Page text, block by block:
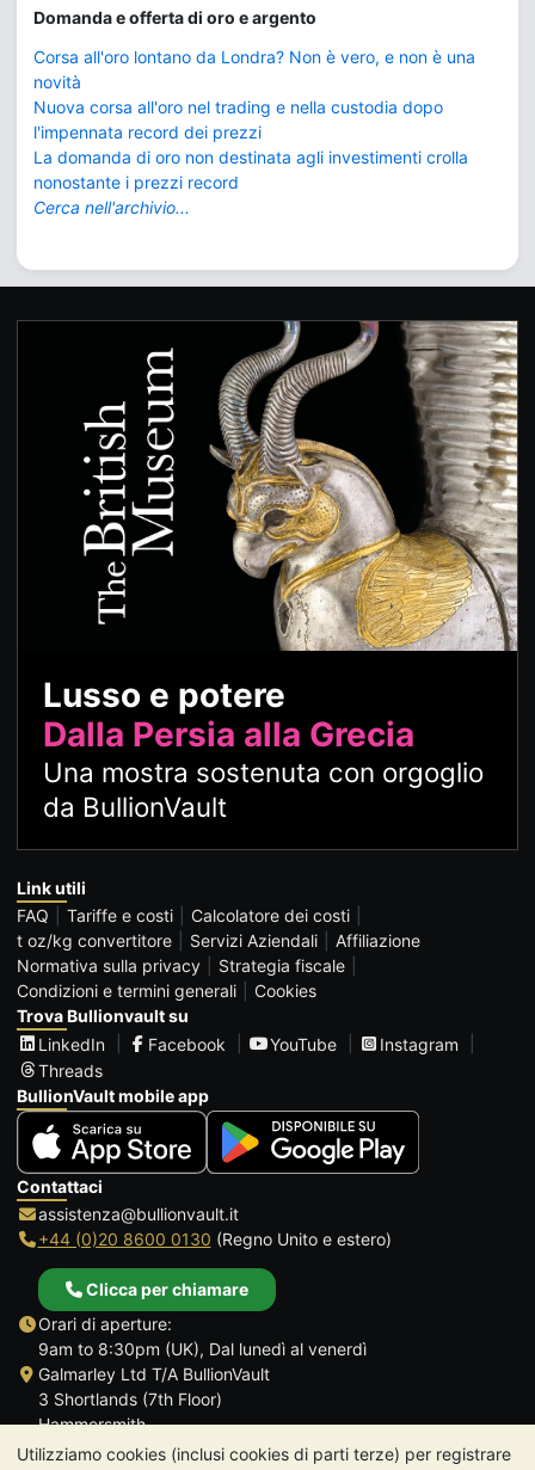
Utilizziamo cookies (inclusi cookies di parti terze) per registrare
Domanda e offerta di oro e argento
Corsa all'oro lontano da Londra? Non è vero, e non è una
novità
Nuova corsa all'oro nel trading e nella custodia dopo
l'impennata record dei prezzi
La domanda di oro non destinata agli investimenti crolla
nonostante i prezzi record
Cerca nell'archivio...
Lusso e potere
Dalla Persia alla Grecia
Una mostra sostenuta con orgoglio
da BullionVault
Link utili
FAQ
Tariffe e costi
Calcolatore dei costi
t oz/kg convertitore
Servizi Aziendali
Affiliazione
Normativa sulla privacy
Strategia fiscale
Condizioni e termini generali
Cookies
Trova Bullionvault su
LinkedIn
Facebook YouTube
Instagram
Threads
BullionVault mobile app
Contattaci
assistenza@bullionvault.it
+44 (0)20 8600 0130 (Regno Unito e estero)
Clicca per chiamare
Orari di aperture:
9am to 8:30pm (UK), Dal lunedì al venerdì
Galmarley Ltd T/A BullionVault
3 Shortlands (7th Floor)
Hammersmith
Londra